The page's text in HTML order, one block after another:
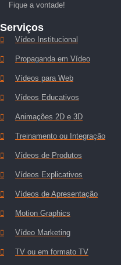
Fique a vontade!
Serviços
Vídeo Institucional
Propaganda em Vídeo
Vídeos para Web
Vídeos Educativos
Animações 2D e 3D
Treinamento ou Integração
Vídeos de Produtos
Vídeos Explicativos
Vídeos de Apresentação
Motion Graphics
Vídeo Marketing
TV ou em formato TV